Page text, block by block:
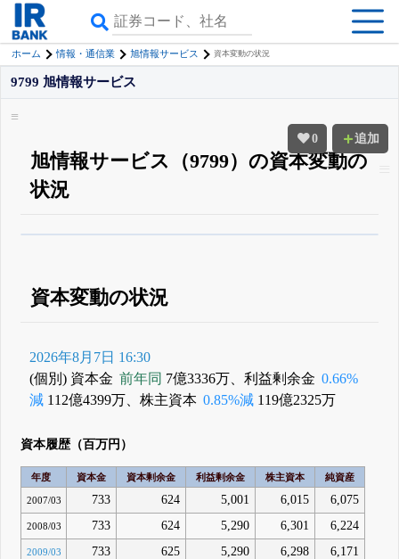
ホーム 情報・通信業 旭情報サービス 資本変動の状況
0 追加
9799 旭情報サービス
旭情報サービス（9799）の資本変動の
状況
登録すると永久30%OFFと米株版の先行利用も付きます
資本変動の状況
2026年8月7日 16:30
(個別) 資本金 前年同 7億3336万、利益剰余金 0.66%
減 112億4399万、株主資本 0.85%減 119億2325万
資本履歴（百万円）
年度 資本金 資本剰余金 利益剰余金 株主資本 純資産
2007/03 733 624 5,001 6,015 6,075
2008/03 733 624 5,290 6,301 6,224
2009/03 733 625 5,290 6,298 6,171